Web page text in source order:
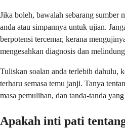
Jika boleh, bawalah sebarang sumber
anda atau simpannya untuk ujian.
berpotensi tercemar, kerana
mengesahkan diagnosis dan
Tuliskan soalan anda terlebih dahulu,
terharu semasa temu janji. Tanya
masa pemulihan, dan tanda-tanda
Apakah inti pati